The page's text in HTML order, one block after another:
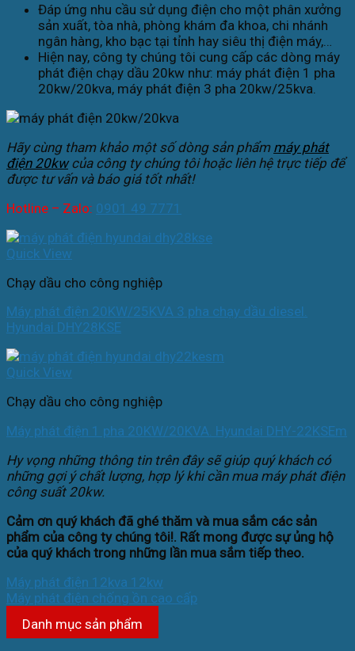
Đáp ứng nhu cầu sử dụng điện cho một phân xưởng
sản xuất, tòa nhà, phòng khám đa khoa, chi nhánh
ngân hàng, kho bạc tại tỉnh hay siêu thị điện máy,…
Hiện nay, công ty chúng tôi cung cấp các dòng máy
phát điện chạy dầu 20kw như: máy phát điện 1 pha
20kw/20kva, máy phát điện 3 pha 20kw/25kva.
Hãy cùng tham khảo một số dòng sản phẩm máy phát
điện 20kw của công ty chúng tôi hoặc liên hệ trực tiếp để
được tư vấn và báo giá tốt nhất!
Hotline – Zalo: 0901 49 7771
Quick View
Chạy dầu cho công nghiệp
Máy phát điện 20KW/25KVA 3 pha chạy dầu diesel.
Hyundai DHY28KSE
Quick View
Chạy dầu cho công nghiệp
Máy phát điện 1 pha 20KW/20KVA. Hyundai DHY-22KSEm
Hy vọng những thông tin trên đây sẽ giúp quý khách có
những gợi ý chất lượng, hợp lý khi cần mua máy phát điện
công suất 20kw.
Cảm ơn quý khách đã ghé thăm và mua sắm các sản
phẩm của công ty chúng tôi!. Rất mong được sự ủng hộ
của quý khách trong những lần mua sắm tiếp theo.
Máy phát điện 12kva 12kw
Máy phát điện chống ồn cao cấp
Danh mục sản phẩm